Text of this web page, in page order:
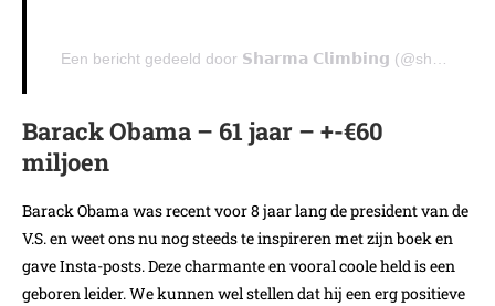
Barack Obama – 61 jaar – +-€60
miljoen
Barack Obama was recent voor 8 jaar lang de president van de
V.S. en weet ons nu nog steeds te inspireren met zijn boek en
gave Insta-posts. Deze charmante en vooral coole held is een
geboren leider. We kunnen wel stellen dat hij een erg positieve